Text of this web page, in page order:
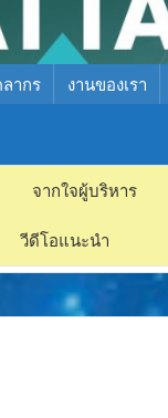
ากร งานของเรา
จากใจผู้บริหาร
วีดีโอแนะนำ